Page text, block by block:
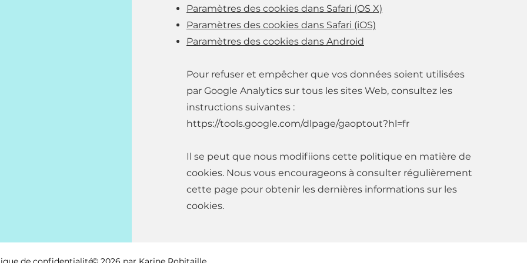
Paramètres des cookies dans Safari (OS X)
Paramètres des cookies dans Safari (iOS)
Paramètres des cookies dans Android
Pour refuser et empêcher que vos données soient utilisées
par Google Analytics sur tous les sites Web, consultez les
instructions suivantes :
https://tools.google.com/dlpage/gaoptout?hl=fr
Il se peut que nous modifiions cette politique en matière de
cookies. Nous vous encourageons à consulter régulièrement
cette page pour obtenir les dernières informations sur les
cookies.